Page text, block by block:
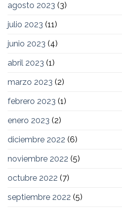
agosto 2023 (3)
julio 2023 (11)
junio 2023 (4)
abril 2023 (1)
marzo 2023 (2)
febrero 2023 (1)
enero 2023 (2)
diciembre 2022 (6)
noviembre 2022 (5)
octubre 2022 (7)
septiembre 2022 (5)